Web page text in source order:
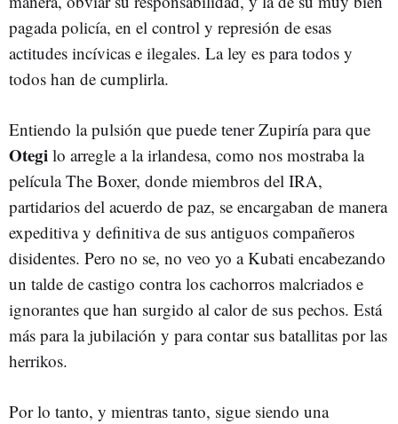
pagada policía, en el control y represión de esas
actitudes incívicas e ilegales. La ley es para todos y
todos han de cumplirla.
Entiendo la pulsión que puede tener Zupiría para que
Otegi lo arregle a la irlandesa, como nos mostraba la
película The Boxer, donde miembros del IRA,
partidarios del acuerdo de paz, se encargaban de manera
expeditiva y definitiva de sus antiguos compañeros
disidentes. Pero no se, no veo yo a Kubati encabezando
un talde de castigo contra los cachorros malcriados e
ignorantes que han surgido al calor de sus pechos. Está
más para la jubilación y para contar sus batallitas por las
herrikos.
Por lo tanto, y mientras tanto, sigue siendo una